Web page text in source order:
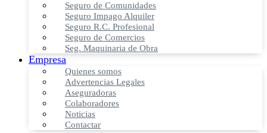
Seguro de Comunidades
Seguro Impago Alquiler
Seguro R.C. Profesional
Seguro de Comercios
Seg. Maquinaria de Obra
Empresa
Quienes somos
Advertencias Legales
Aseguradoras
Colaboradores
Noticias
Contactar